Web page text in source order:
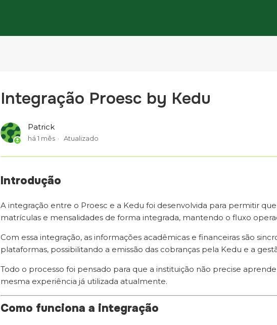
Integração Proesc by Kedu
Patrick
há 1 mês Atualizado
Introdução
A integração entre o Proesc e a Kedu foi desenvolvida para permitir
matrículas e mensalidades de forma integrada, mantendo o fluxo
Com essa integração, as informações acadêmicas e financeiras são
plataformas, possibilitando a emissão das cobranças pela Kedu e a
Todo o processo foi pensado para que a instituição não precise
mesma experiência já utilizada atualmente.
Como funciona a integração